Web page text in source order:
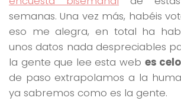
semanas. Una vez más, habéis
eso me alegra, en total ha
unos datos nada despreciables
la gente que lee esta web es
de paso extrapolamos a la
ya sabremos como es la gente.